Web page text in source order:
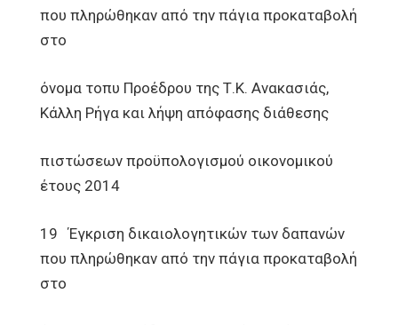
που πληρώθηκαν από την πάγια προκαταβολή
στο
όνομα τοπυ Προέδρου της Τ.Κ. Ανακασιάς,
Κάλλη Ρήγα και λήψη απόφασης διάθεσης
πιστώσεων προϋπολογισμού οικονομικού
έτους 2014
19 Έγκριση δικαιολογητικών των δαπανών
που πληρώθηκαν από την πάγια προκαταβολή
στο